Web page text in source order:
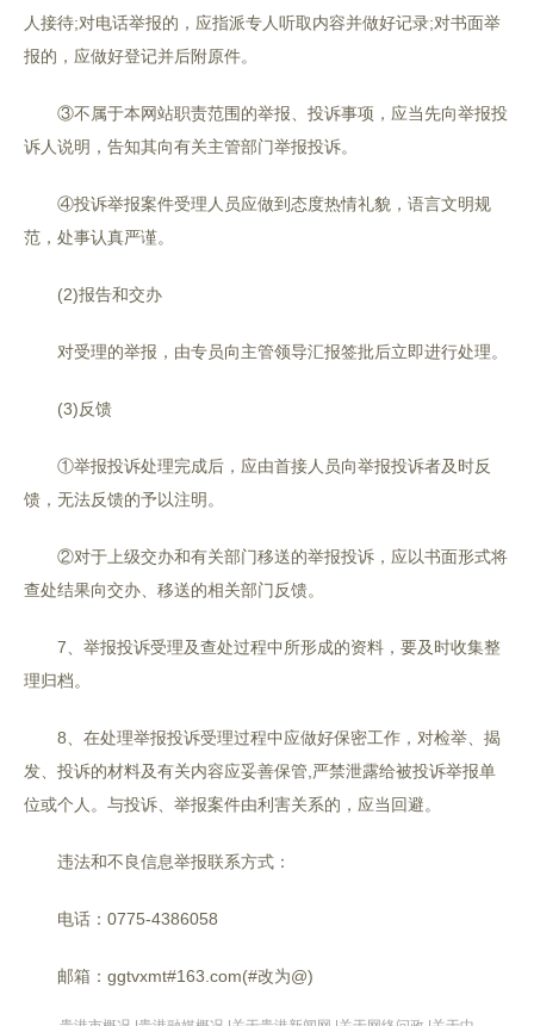
人接待;对电话举报的，应指派专人听取内容并做好记录;对书面举
报的，应做好登记并后附原件。
③不属于本网站职责范围的举报、投诉事项，应当先向举报投
诉人说明，告知其向有关主管部门举报投诉。
④投诉举报案件受理人员应做到态度热情礼貌，语言文明规
范，处事认真严谨。
(2)报告和交办
对受理的举报，由专员向主管领导汇报签批后立即进行处理。
(3)反馈
①举报投诉处理完成后，应由首接人员向举报投诉者及时反
馈，无法反馈的予以注明。
②对于上级交办和有关部门移送的举报投诉，应以书面形式将
查处结果向交办、移送的相关部门反馈。
7、举报投诉受理及查处过程中所形成的资料，要及时收集整
理归档。
8、在处理举报投诉受理过程中应做好保密工作，对检举、揭
发、投诉的材料及有关内容应妥善保管,严禁泄露给被投诉举报单
位或个人。与投诉、举报案件由利害关系的，应当回避。
违法和不良信息举报联系方式：
电话：0775-4386058
邮箱：ggtvxmt#163.com(#改为@)